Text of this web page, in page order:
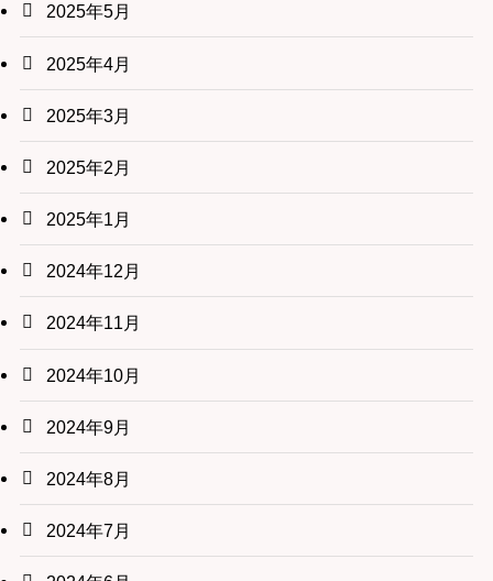
2025年5月
2025年4月
2025年3月
2025年2月
2025年1月
2024年12月
2024年11月
2024年10月
2024年9月
2024年8月
2024年7月